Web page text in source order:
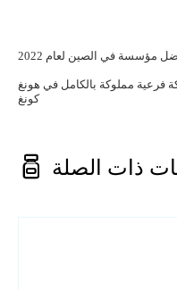
فرعية مملوكة بالكامل في هونغ
كونغ
 ذات الصلة